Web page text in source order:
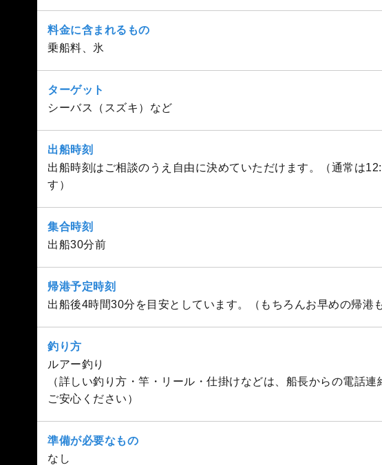
料金に含まれるもの
乗船料、氷
ターゲット
シーバス（スズキ）など
出船時刻
出船時刻はご相談のうえ自由に決めていただけます。（通常は
す）
集合時刻
出船30分前
帰港予定時刻
出船後4時間30分を目安としています。（もちろんお早めの帰港
釣り方
ルアー釣り
（詳しい釣り方・竿・リール・仕掛けなどは、船長からの電話
ご安心ください）
準備が必要なもの
なし